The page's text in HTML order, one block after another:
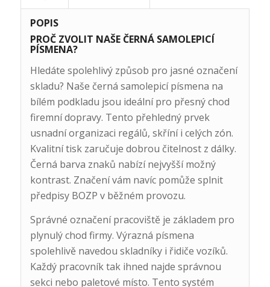
POPIS
PROČ ZVOLIT NAŠE ČERNÁ SAMOLEPICÍ
PÍSMENA?
Hledáte spolehlivý způsob pro jasné označení
skladu? Naše černá samolepicí písmena na
bílém podkladu jsou ideální pro přesný chod
firemní dopravy. Tento přehledný prvek
usnadní organizaci regálů, skříní i celých zón.
Kvalitní tisk zaručuje dobrou čitelnost z dálky.
Černá barva znaků nabízí nejvyšší možný
kontrast. Značení vám navíc pomůže splnit
předpisy BOZP v běžném provozu.
Správné označení pracoviště je základem pro
plynulý chod firmy. Výrazná písmena
spolehlivě navedou skladníky i řidiče vozíků.
Každý pracovník tak ihned najde správnou
sekci nebo paletové místo. Tento systém